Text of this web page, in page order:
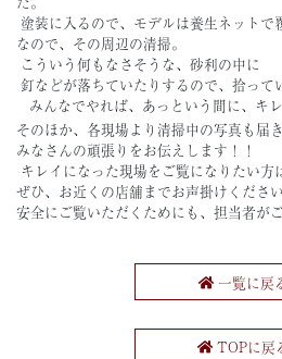
塗装に入るので、モデルは養生ネットで
なので、その周辺の清掃。
こういう何もなさそうな、砂利の中に
釘などが落ちていたりするので、拾って
みんなでやれば、あっという間に、キ
そのほか、各現場より清掃中の写真も届
みなさんの頑張りをお伝えします！！
キレイになった現場をご覧になりたい方
ぜひ、お近くの店舗までお声掛けください
安全にご覧いただくためにも、担当者
一覧に戻
TOPに戻